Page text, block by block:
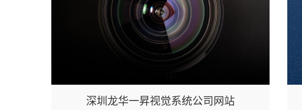
深圳龙华一昇视觉系统公司网站